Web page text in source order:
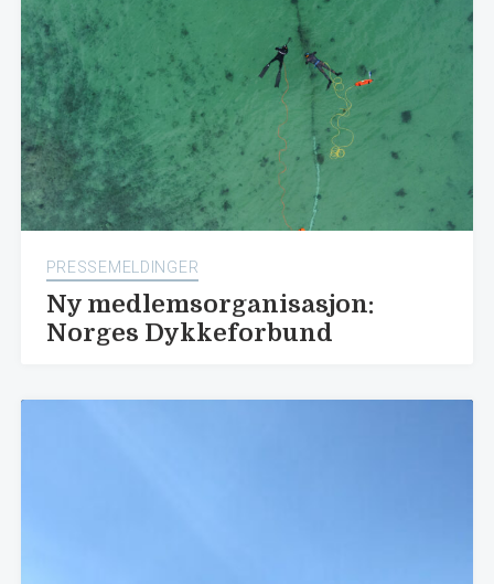
PRESSEMELDINGER
Ny medlemsorganisasjon:
Norges Dykkeforbund